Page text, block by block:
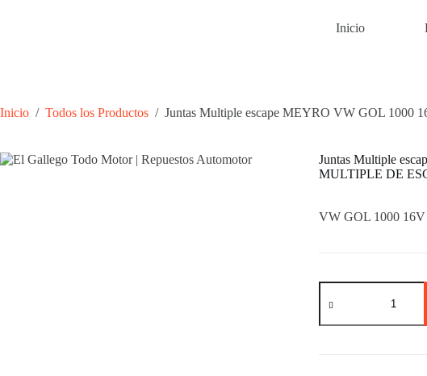
Inicio
Inicio / Todos los Productos / Juntas Multiple escape MEYRO VW GOL 1000
Juntas Multiple
MULTIPLE DE
VW GOL 1000
Juntas
Multiple
MEYRO